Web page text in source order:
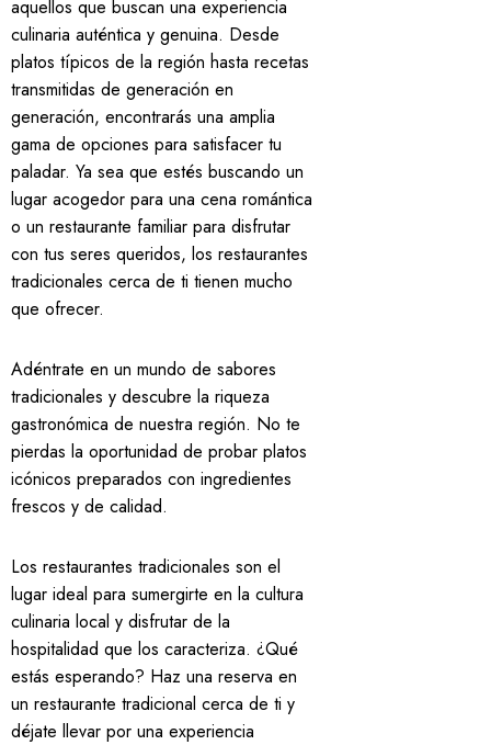
aquellos que buscan una experiencia
culinaria auténtica y genuina. Desde
platos típicos de la región hasta recetas
transmitidas de generación en
generación, encontrarás una amplia
gama de opciones para satisfacer tu
paladar. Ya sea que estés buscando un
lugar acogedor para una cena romántica
o un restaurante familiar para disfrutar
con tus seres queridos, los restaurantes
tradicionales cerca de ti tienen mucho
que ofrecer.
Adéntrate en un mundo de sabores
tradicionales y descubre la riqueza
gastronómica de nuestra región. No te
pierdas la oportunidad de probar platos
icónicos preparados con ingredientes
frescos y de calidad.
Los restaurantes tradicionales son el
lugar ideal para sumergirte en la cultura
culinaria local y disfrutar de la
hospitalidad que los caracteriza. ¿Qué
estás esperando? Haz una reserva en
un restaurante tradicional cerca de ti y
déjate llevar por una experiencia